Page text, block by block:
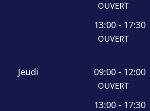
OUVERT
13:00 - 17:30
OUVERT
Jeudi 09:00 - 12:00
OUVERT
13:00 - 17:30